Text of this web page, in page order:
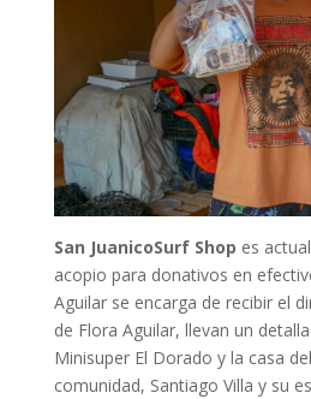
San JuanicoSurf Shop es
acopio para donativos en
Aguilar se encarga de recibir el
de Flora Aguilar, llevan un
Minisuper El Dorado y la casa
comunidad, Santiago Villa y su